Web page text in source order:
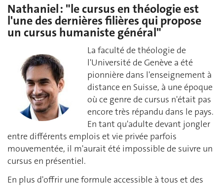
Nathaniel : "le cursus en théologie est
l'une des dernières filières qui propose
un cursus humaniste général"
La faculté de théologie de
l'Université de Genève a été
pionnière dans l'enseignement à
distance en Suisse, à une époque
où ce genre de cursus n'était pas
encore très répandu dans le pays.
En tant qu'adulte devant jongler
entre différents emplois et vie privée parfois
mouvementée, il m'aurait été impossible de suivre un
cursus en présentiel.
En plus d'offrir une formule accessible à tous et des